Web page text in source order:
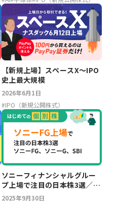
【新規上場】スペースX～IPO
史上最大規模
2026年6月1日
#IPO（新規公開株式）
ソニーフィナンシャルグルー
プ上場で注目の日本株3選／ソ
ニーFG、ソニーG、SBI
2025年9月30日